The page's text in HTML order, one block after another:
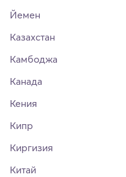
Йемен
Казахстан
Камбоджа
Канада
Кения
Кипр
Киргизия
Китай